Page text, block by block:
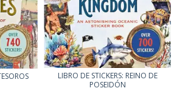
LIBRO DE STICKERS: REINO DE
POSEIDÓN